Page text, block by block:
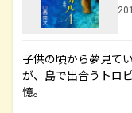
子供の頃から夢見て
が、島で出合うトロ
憶。